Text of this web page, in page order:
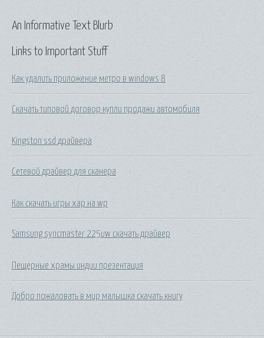
Links to Important Stuff
Как удалить приложение метро в windows 8
Скачать типовой договор купли продажи автомобиля
Kingston ssd драйвера
Сетевой драйвер для сканера
Как скачать игры xap на wp
Samsung syncmaster 225uw скачать драйвер
Пещерные храмы индии презентация
Добро пожаловать в мир малышка скачать книгу
An Informative Text Blurb